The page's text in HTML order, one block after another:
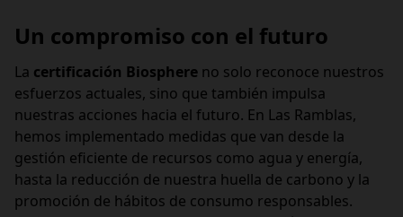
Un compromiso con el futuro
La certificación Biosphere no solo reconoce nuestros
esfuerzos actuales, sino que también impulsa
nuestras acciones hacia el futuro. En Las Ramblas,
hemos implementado medidas que van desde la
gestión eficiente de recursos como agua y energía,
hasta la reducción de nuestra huella de carbono y la
promoción de hábitos de consumo responsables.